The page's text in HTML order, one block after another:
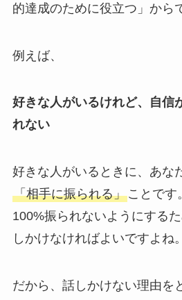
的達成のために役立つ」から
例えば、
好きな人がいるけれど、自信
れない
好きな人がいるときに、あな
「相手に振られる」ことです。
100%振られないようにする
しかけなければよいですよね。
だから、話しかけない理由を